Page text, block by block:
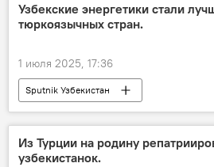
Узбекские энергетики стали
тюркоязычных стран.
1 июля 2025, 17:36
Sputnik Узбекистан
Из Турции на родину
узбекистанок.